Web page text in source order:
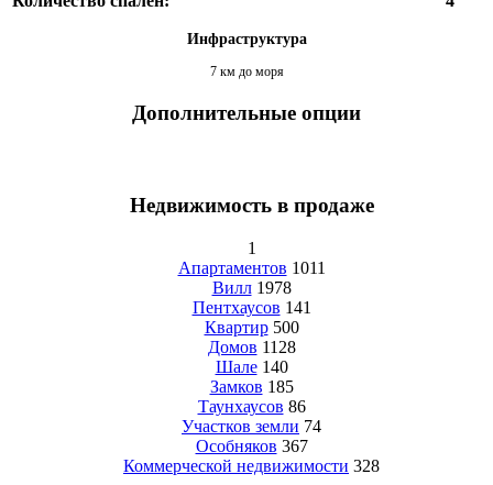
Инфраструктура
7 км до моря
Дополнительные опции
Недвижимость в продаже
1
Апартаментов 1011
Вилл 1978
Пентхаусов 141
Квартир 500
Домов 1128
Шале 140
Замков 185
Таунхаусов 86
Участков земли 74
Особняков 367
Коммерческой недвижимости 328